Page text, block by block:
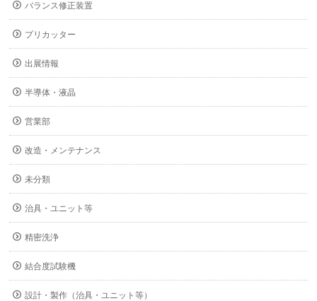
バランス修正装置
プリカッター
出展情報
半導体・液晶
営業部
改造・メンテナンス
未分類
治具・ユニット等
精密洗浄
結合度試験機
設計・製作（治具・ユニット等）